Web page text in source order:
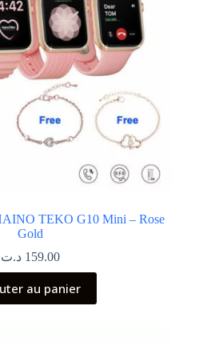
TEKO G10 Mini – Rose
Gold
159.00 د.ت
au panier